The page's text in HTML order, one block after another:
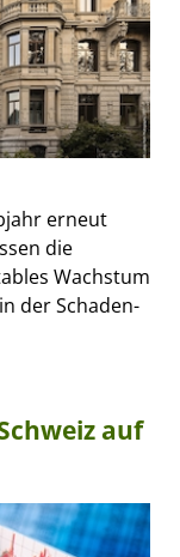
erneut
die
Wachstum
der Schaden-
auf